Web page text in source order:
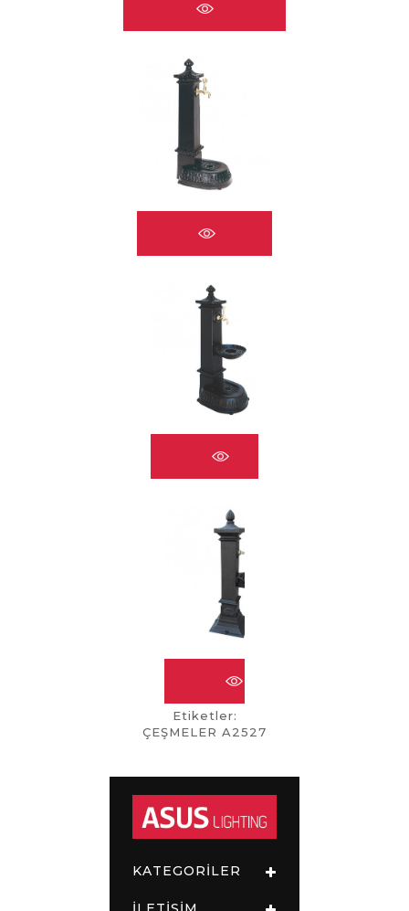
ÇEŞMELER A2523
ÇEŞMELER A2524
ÇEŞMELER A2525
ÇEŞMELER A2526
Etiketler:
ÇEŞMELER A2527
KATEGORİLER